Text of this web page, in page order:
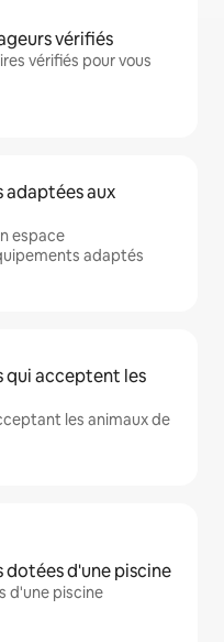
vérifiés
vérifiés pour vous
adaptées aux
espace
adaptés
qui acceptent les
les animaux de
dotées d'une piscine
d'une piscine